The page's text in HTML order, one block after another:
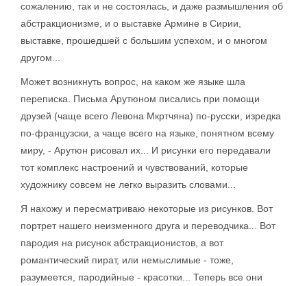
сожалению, так и не состоялась, и даже размышления об
абстракционизме, и о выставке Армине в Сирии,
выставке, прошедшей с большим успехом, и о многом
другом...
Может возникнуть вопрос, на каком же языке шла
переписка. Письма Арутюном писались при помощи
друзей (чаще всего Левона Мкртчяна) по-русски, изредка
по-французски, а чаще всего на языке, понятном всему
миру, - Арутюн рисовал их... И рисунки его передавали
тот комплекс настроений и чувствований, которые
художнику совсем не легко выразить словами...
Я нахожу и пересматриваю некоторые из рисунков. Вот
портрет нашего неизменного друга и переводчика... Вот
пародия на рисунок абстракционистов, а вот
романтический пират, или немыслимые - тоже,
разумеется, пародийные - красотки... Теперь все они